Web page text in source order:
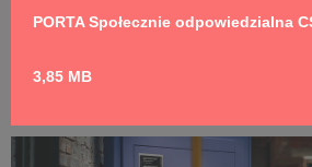
PORTA Społecznie odpowiedzialna
3,85 MB